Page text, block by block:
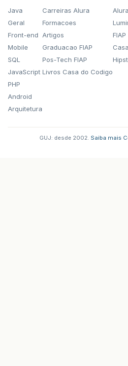
Java
Geral
Front-end
Mobile
SQL
JavaScript
PHP
Android
Arquitetura
Carreiras Alura
Formacoes
Artigos
Graduacao FIAP
Pos-Tech FIAP
Livros Casa do Codigo
Alura
FIAP
GUJ: desde 2002. Saiba mais